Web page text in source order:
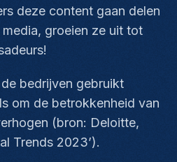
deze content gaan delen
groeien ze uit tot
bedrijven gebruikt
om de betrokkenheid van
(bron: Deloitte,
Trends 2023’).